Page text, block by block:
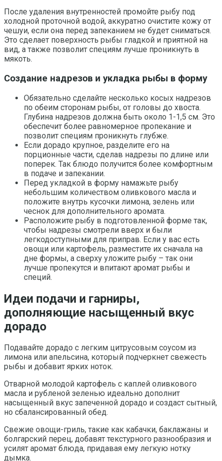
После удаления внутренностей промойте рыбу под
холодной проточной водой, аккуратно очистите кожу от
чешуи, если она перед запеканием не будет сниматься.
Это сделает поверхность рыбы гладкой и приятной на
вид, а также позволит специям лучше проникнуть в
мякоть.
Создание надрезов и укладка рыбы в форму
Обязательно сделайте несколько косых надрезов
по обеим сторонам рыбы, от головы до хвоста.
Глубина надрезов должна быть около 1-1,5 см. Это
обеспечит более равномерное пропекание и
позволит специям проникнуть глубже.
Если дорадо крупное, разделите его на
порционные части, сделав надрезы по длине или
поперек. Так блюдо получится более комфортным
в подаче и запекании.
Перед укладкой в форму намажьте рыбу
небольшим количеством оливкового масла и
положите внутрь кусочки лимона, зелень или
чеснок для дополнительного аромата.
Расположите рыбу в подготовленной форме так,
чтобы надрезы смотрели вверх и были
легкодоступными для приправ. Если у вас есть
овощи или картофель, разместите их сначала на
дне формы, а сверху уложите рыбу – так они
лучше пропекутся и впитают аромат рыбы и
специй.
Идеи подачи и гарниры,
дополняющие насыщенный вкус
дорадо
Подавайте дорадо с легким цитрусовым соусом из
лимона или апельсина, который подчеркнет свежесть
рыбы и добавит ярких ноток.
Отварной молодой картофель с каплей оливкового
масла и рубленой зеленью идеально дополнит
насыщенный вкус запеченной дорадо и создаст сытный,
но сбалансированный обед.
Свежие овощи-гриль, такие как кабачки, баклажаны и
болгарский перец, добавят текстурного разнообразия и
усилят аромат блюда, придавая ему легкую нотку
дымка.